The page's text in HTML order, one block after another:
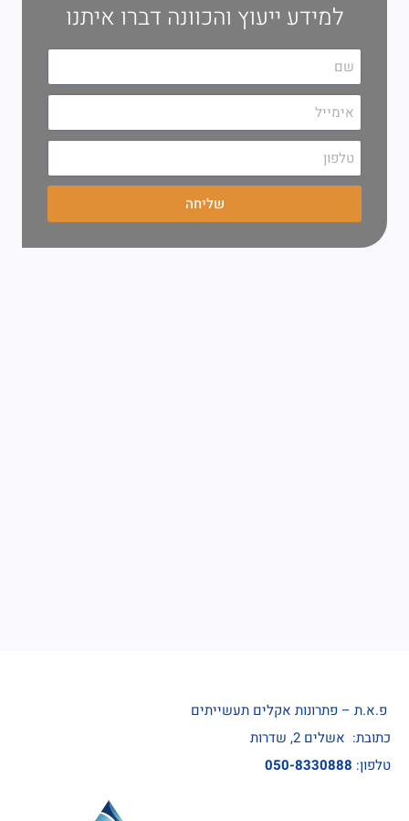
למידע ייעוץ והכוונה דברו איתנו
שליחה
פ.א.ת – פתרונות אקלים תעשייתים
כתובת: אשלים 2, שדרות
טלפון: 050-8330888